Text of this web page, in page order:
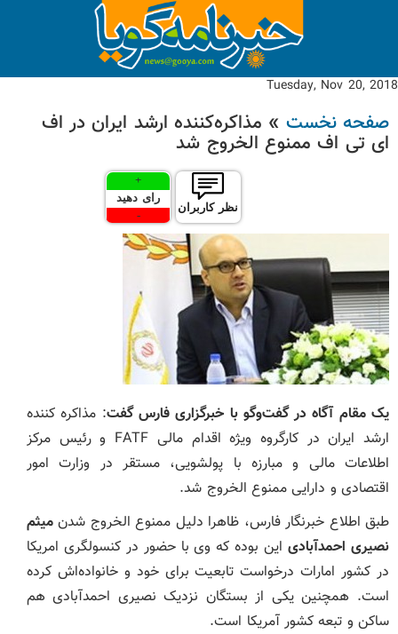
Tuesday, Nov 20, 2018
صفحه نخست » مذاکره‌کننده ارشد ایران در اف
ای تی اف ممنوع الخروج شد
نظر کاربران
+
رای دهید
-
یک مقام آگاه در گفت‌وگو با خبرگزاری فارس گفت: مذاکره کننده
ارشد ایران در کارگروه ویژه اقدام مالی FATF و رئیس مرکز
اطلاعات مالی و مبارزه با پولشویی، مستقر در وزارت امور
اقتصادی و دارایی ممنوع الخروج شد.
طبق اطلاع خبرنگار فارس، ظاهرا دلیل ممنوع الخروج شدن میثم
نصیری احمدآبادیاین بوده که وی با حضور در کنسولگری امریکا
در کشور امارات درخواست تابعیت برای خود و خانواده‌اش کرده
است. همچنین یکی از بستگان نزدیک نصیری احمدآبادی هم
ساکن و تبعه کشور آمریکا است.